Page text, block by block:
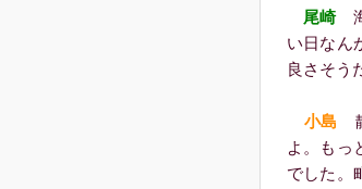
尾崎海
い日なん
良さそう
小島
よ。もっ
でした。